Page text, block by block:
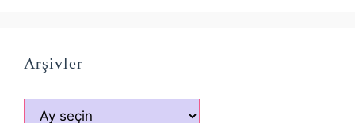
Arşivler
Arşivler